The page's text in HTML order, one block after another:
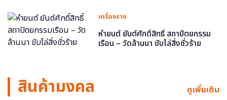
เครื่องราง
หำยนต์ ยันต์ศักดิ์สิทธิ์ สถาปัตยกรรม
เรือน – วัดล้านนา ขับไล่สิ่งชั่วร้าย
สินค้ามงคล ดูเพิ่มเติม